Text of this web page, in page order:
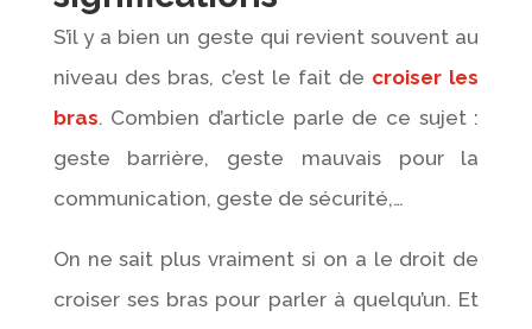
S’il y a bien un geste qui revient souvent au
niveau des bras, c’est le fait de croiser les
bras. Combien d’article parle de ce sujet :
geste barrière, geste mauvais pour la
communication, geste de sécurité,…
On ne sait plus vraiment si on a le droit de
croiser ses bras pour parler à quelqu’un. Et